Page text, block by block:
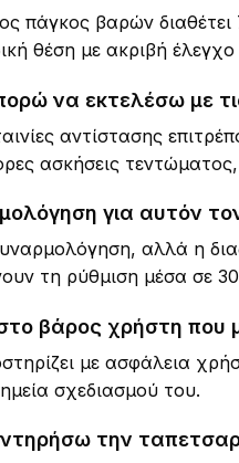
πάγκος βαρών διαθέτει
θέση με ακριβή
να εκτελέσω με
αντίστασης
ασκήσεις
για αυτόν
αλλά η
τη ρύθμιση μέσα σε
βάρος χρήστη
με ασφάλεια
σχεδιασμού του.
την